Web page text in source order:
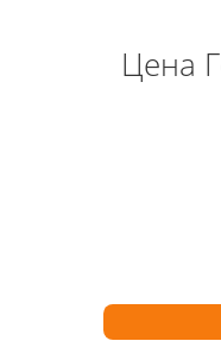
Цена